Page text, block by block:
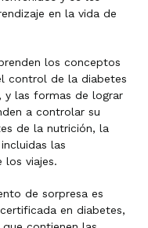
en la vida de
los conceptos
control de la diabetes
y las formas de lograr
a controlar su
de la nutrición, la
las
los viajes.
de sorpresa es
en diabetes,